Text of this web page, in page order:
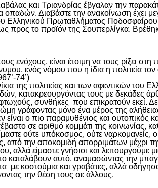
και Τριανδρίας έβγαλαν την
οπαδών. Διαβάστε την ανακοίνωση έχει
Ελληνικού Πρωταθλήματος Ποδοσφαίρου,
προς το προϊόν της Σουπερλίγκα.
ενόχους, είναι έτοιμη να τους ρίξει
ενός νόμου που η ίδια η πολιτεία
74’)
της πολιτείας και των αφεντικών
κατακρεουργόντας τους με δεκάδες
συνθήκες που επικρατούν
γράφοντας μόνο ένα μέρος της αλήθειας.
ο πιο παραμυθένιος και ουτοπικός
σε αριθμό κομμάτι της
ούτε υπόκοσμος, ούτε ναρκομανείς,
την αποκομιδή απορριμάτων μέχρι την
αλλά είμαστε γνήσιοι και
αυτό, αναμασώντας την
με κοστούμια και γραβάτες, αλλά
την θέση τους σε άλλους.